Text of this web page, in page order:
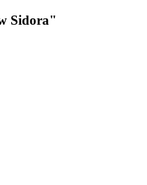
Sidora"